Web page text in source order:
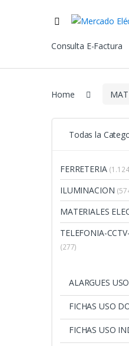
Consulta E-Factura
Home
Todas la
FERRETERIA
ILUMINACION
MATERIALES
TELEFONIA-
(277)
ALARGUES
FICHAS USO
FICHAS USO